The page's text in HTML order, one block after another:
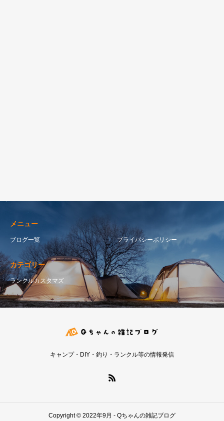
メニュー
ブログ一覧 プライバシーポリシー
カテゴリー
ランクルカスタマズ
キャンプ・DIY・釣り・ランクル等の情報発信
Copyright © 2022年9月 - Qちゃんの雑記ブログ